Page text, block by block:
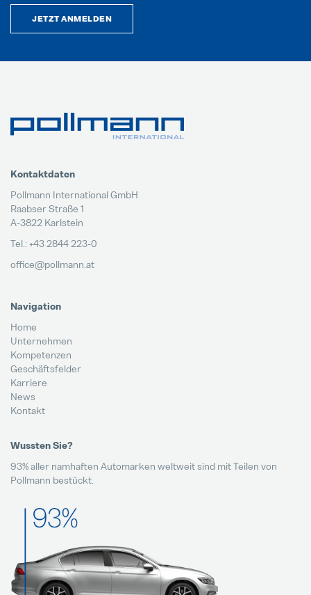
JETZT ANMELDEN
Kontaktdaten
Pollmann International GmbH
Raabser Straße 1
A-3822 Karlstein
Tel.: +43 2844 223-0
office@pollmann.at
Navigation
Home
Unternehmen
Kompetenzen
Geschäftsfelder
Karriere
News
Kontakt
Wussten Sie?
93% aller namhaften Automarken weltweit sind mit Teilen von
Pollmann bestückt.